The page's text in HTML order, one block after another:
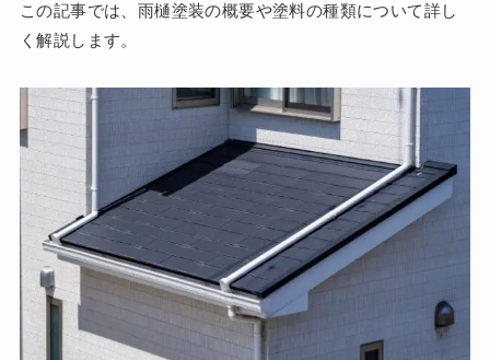
この記事では、雨樋塗装の概要や塗料の種類について詳し
く解説します。